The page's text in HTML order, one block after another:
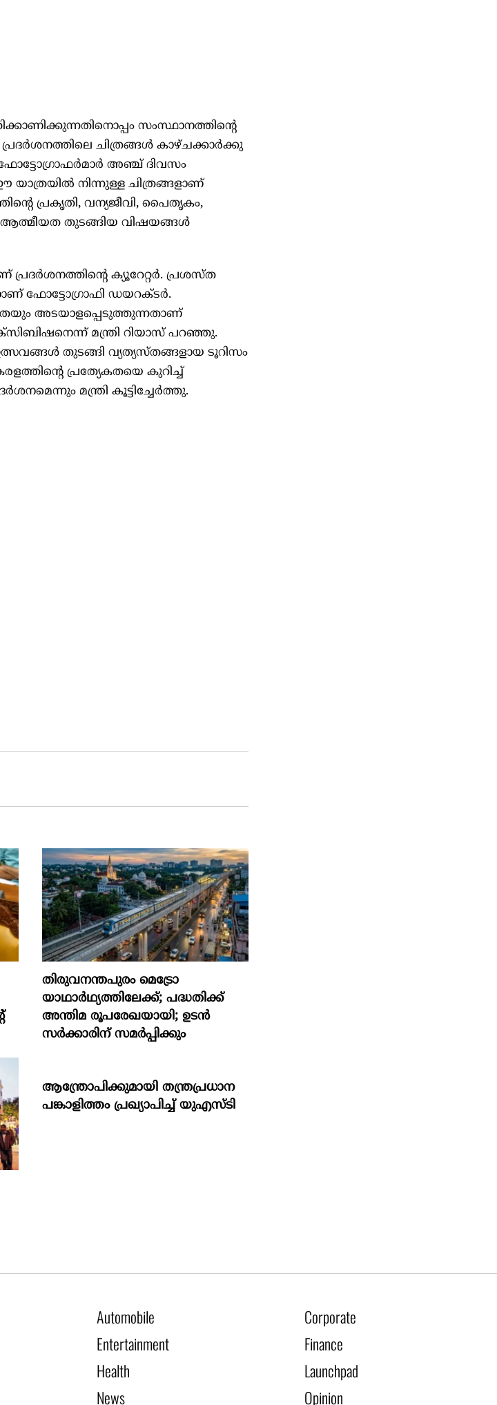
സംസ്ഥാനത്തിന്‍റെ
ചിത്രങ്ങള്‍ കാഴ്ചക്കാര്‍ക്കു
ഫോട്ടോഗ്രാഫര്‍മാര്‍ അഞ്ച് ദിവസം
യാത്രയില്‍ നിന്നുള്ള ചിത്രങ്ങളാണ്
പ്രകൃതി, വന്യജീവി, പൈതൃകം,
ആത്മീയത തുടങ്ങിയ വിഷയങ്ങള്‍
ക്യൂറേറ്റര്‍. പ്രശസ്ത
ഫോട്ടോഗ്രാഫി ഡയറക്ടര്‍.
അടയാളപ്പെടുത്തുന്നതാണ്
മന്ത്രി റിയാസ് പറഞ്ഞു.
തുടങ്ങി വ്യത്യസ്തങ്ങളായ ടൂറിസം
പ്രത്യേകതയെ കുറിച്ച്
മന്ത്രി കൂട്ടിച്ചേര്‍ത്തു.
തിരുവനന്തപുരം മെട്രോ
യാഥാർഥ്യത്തിലേക്ക്; പദ്ധതിക്ക്
അന്തിമ രൂപരേഖയായി; ഉടൻ
സർക്കാരിന് സമർപ്പിക്കും
ആന്ത്രോപിക്കുമായി തന്ത്രപ്രധാന
പങ്കാളിത്തം പ്രഖ്യാപിച്ച് യു‌എസ്‌ടി
Automobile
Corporate
Entertainment
Finance
Health
Launchpad
News Opinion